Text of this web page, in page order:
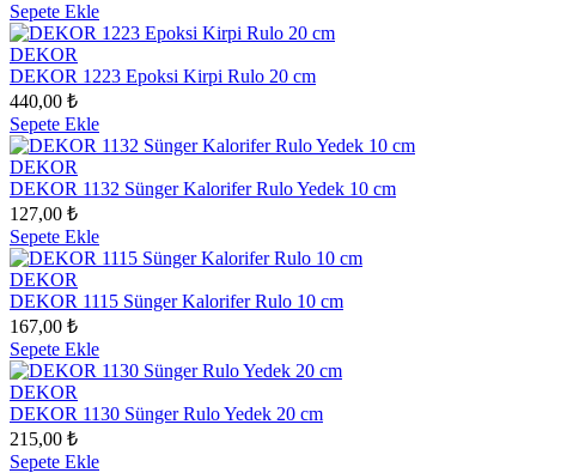
Sepete Ekle
DEKOR
DEKOR 1223 Epoksi Kirpi Rulo 20 cm
440,00 ₺
Sepete Ekle
DEKOR
DEKOR 1132 Sünger Kalorifer Rulo Yedek 10 cm
127,00 ₺
Sepete Ekle
DEKOR
DEKOR 1115 Sünger Kalorifer Rulo 10 cm
167,00 ₺
Sepete Ekle
DEKOR
DEKOR 1130 Sünger Rulo Yedek 20 cm
215,00 ₺
Sepete Ekle